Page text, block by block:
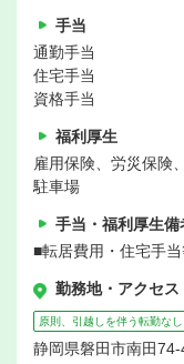
手当
通勤手当
住宅手当
資格手当
福利厚生
雇用保険、労災保険
駐車場
手当・福利厚生備
■転居費用・住宅手
勤務地・アクセス
原則、引越しを伴う転勤なし
静岡県磐田市南田74-